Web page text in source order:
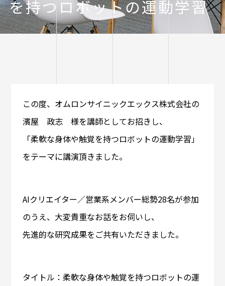
を持つロボットの運動学習
この度、オムロンサイニックエックス株式会社の
濱屋 政志 様を講師としてお招きし、
「柔軟な身体や触覚を持つロボットの運動学習」
をテーマに講演頂きました。
AIクリエイター／営業系メンバー総勢28名が参加
のうえ、大変貴重なお話をお伺いし、
先進的な研究成果をご共有いただきました。
タイトル：柔軟な身体や触覚を持つロボットの運